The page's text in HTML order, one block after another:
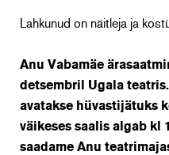
Lahkunud on näitleja ja
Anu Vabamäe
detsembril Ugala
avatakse hüvastijätuks
väikeses saalis algab kl
saadame Anu